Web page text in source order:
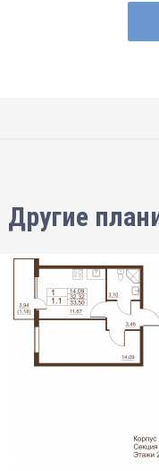
Другие